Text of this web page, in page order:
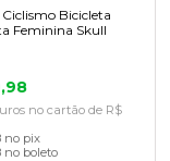
Bicicleta
Feminina Skull
no cartão de R$
no pix
no boleto